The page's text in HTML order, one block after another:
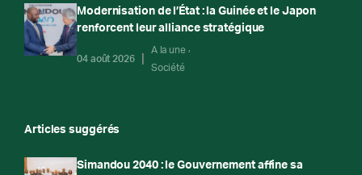
Modernisation de l’État : la Guinée et le Japon
renforcent leur alliance stratégique
04 août 2026
A la une
Société
Articles suggérés
Simandou 2040 : le Gouvernement affine sa